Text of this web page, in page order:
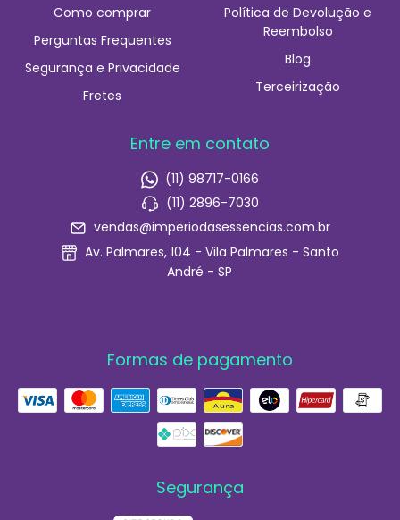
Como comprar
Perguntas Frequentes
Segurança e Privacidade
Fretes
Política de Devolução e
Reembolso
Blog
Terceirização
Entre em contato
(11) 98717-0166
(11) 2896-7030
vendas@imperiodasessencias.com.br
Av. Palmares, 104 - Vila Palmares - Santo
André - SP
Formas de pagamento
Segurança